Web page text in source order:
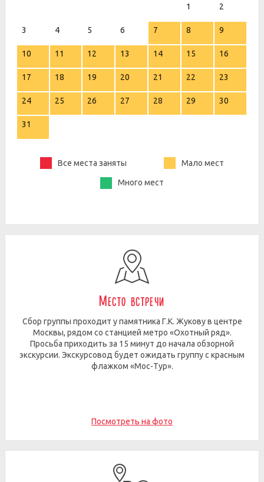
1 2
3 4 5 6 7 8 9
10 11 12 13 14 15 16
17 18 19 20 21 22 23
24 25 26 27 28 29 30
31
Все места заняты Мало мест
Много мест
Место встречи
Сбор группы проходит у памятника Г.К. Жукову в центре
Москвы, рядом со станцией метро «Охотный ряд».
Просьба приходить за 15 минут до начала обзорной
экскурсии. Экскурсовод будет ожидать группу с красным
флажком «Мос-Тур».
Посмотреть на фото